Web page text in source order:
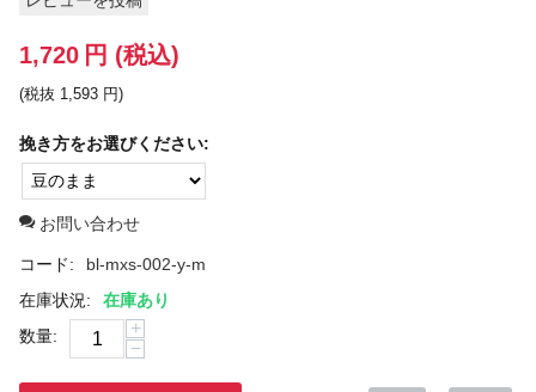
1,720 円 (税込)
(税抜 1,593 円)
挽き方をお選びください:
お問い合わせ
コード:
bl-mxs-002-y-m
在庫状況:
在庫あり
数量:
+
−